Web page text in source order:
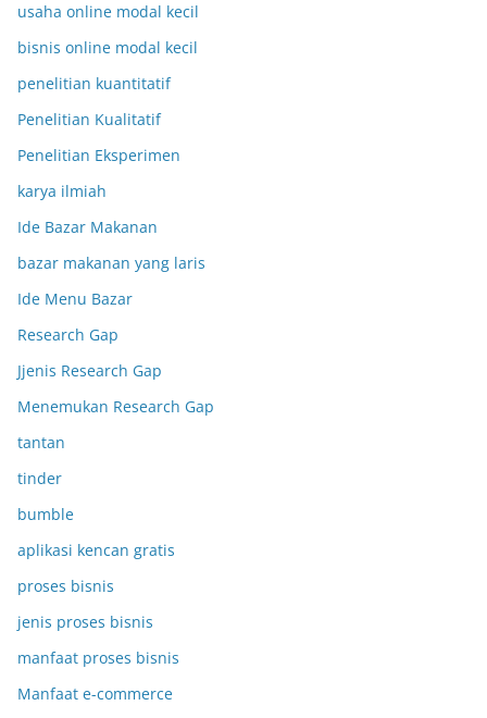
usaha online modal kecil
bisnis online modal kecil
penelitian kuantitatif
Penelitian Kualitatif
Penelitian Eksperimen
karya ilmiah
Ide Bazar Makanan
bazar makanan yang laris
Ide Menu Bazar
Research Gap
Jjenis Research Gap
Menemukan Research Gap
tantan
tinder
bumble
aplikasi kencan gratis
proses bisnis
jenis proses bisnis
manfaat proses bisnis
Manfaat e-commerce